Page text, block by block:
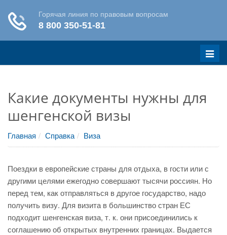
Меню
Какие документы нужны для
шенгенской визы
Главная Справка Виза
Поездки в европейские страны для отдыха, в гости или с
другими целями ежегодно совершают тысячи россиян. Но
перед тем, как отправляться в другое государство, надо
получить визу. Для визита в большинство стран ЕС
подходит шенгенская виза, т. к. они присоединились к
соглашению об открытых внутренних границах. Выдается